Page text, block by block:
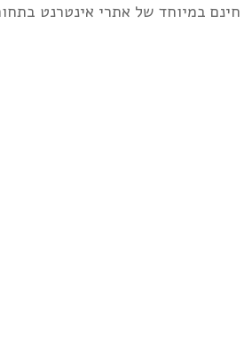
חינם במיוחד של אתרי אינטרנט